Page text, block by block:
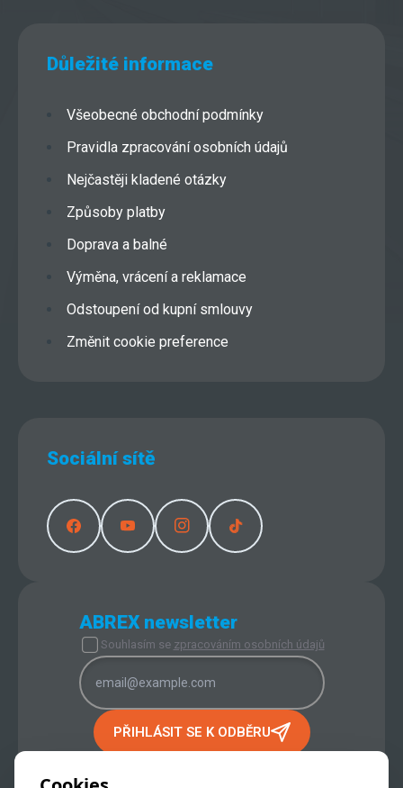
Důležité informace
Všeobecné obchodní podmínky
Pravidla zpracování osobních údajů
Nejčastěji kladené otázky
Způsoby platby
Doprava a balné
Výměna, vrácení a reklamace
Odstoupení od kupní smlouvy
Změnit cookie preference
Sociální sítě
ABREX newsletter
Souhlasím se zpracováním osobních údajů
PŘIHLÁSIT SE K ODBĚRU